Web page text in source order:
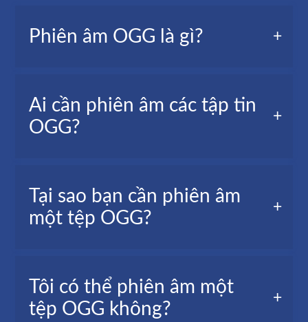
Phiên âm OGG là gì?
Phiên âm OGG, còn được gọi là phiên âm âm
thanh, là bản chép lại các từ được nói trong tệp
âm thanh của bạn.
Ai cần phiên âm các tập tin
OGG?
Nhà báo, người làm video, cá nhân, sinh viên, v.v.
Tại sao bạn cần phiên âm
một tệp OGG?
Việc chuyển OGG thành văn bản rất hữu ích
trong các trường hợp nhất định, như:
Tôi có thể phiên âm một
tệp OGG không?